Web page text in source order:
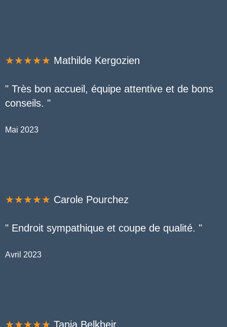
★★★★★ Mathilde Kergozien
" Très bon accueil, équipe attentive et de bons
conseils. "
Mai 2023
★★★★★ Carole Pourchez
" Endroit sympathique et coupe de qualité. "
Avril 2023
★★★★★ Tania Belkheir